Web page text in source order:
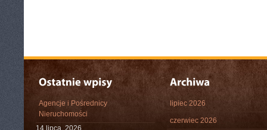
Agencje i Pośrednicy
Nieruchomości
14 lipca, 2026
lipiec 2026
czerwiec 2026